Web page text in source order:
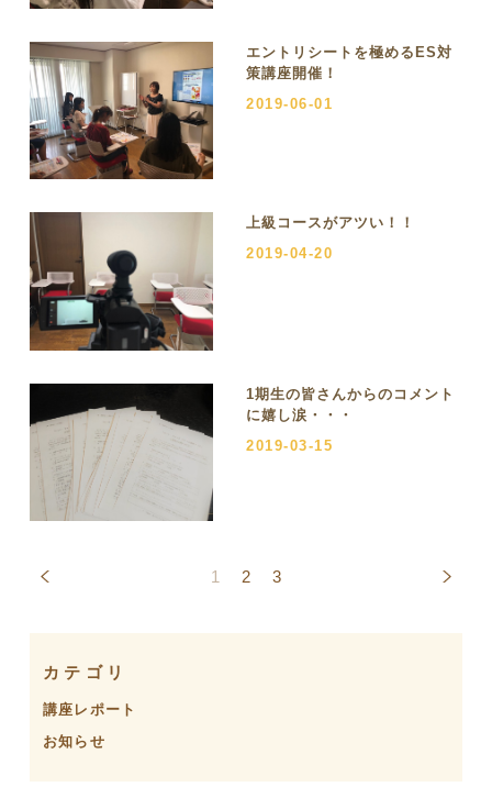
エントリシートを極めるES対
策講座開催！
2019-06-01
上級コースがアツい！！
2019-04-20
1期生の皆さんからのコメント
に嬉し涙・・・
2019-03-15
1 2 3
カテゴリ
講座レポート
お知らせ